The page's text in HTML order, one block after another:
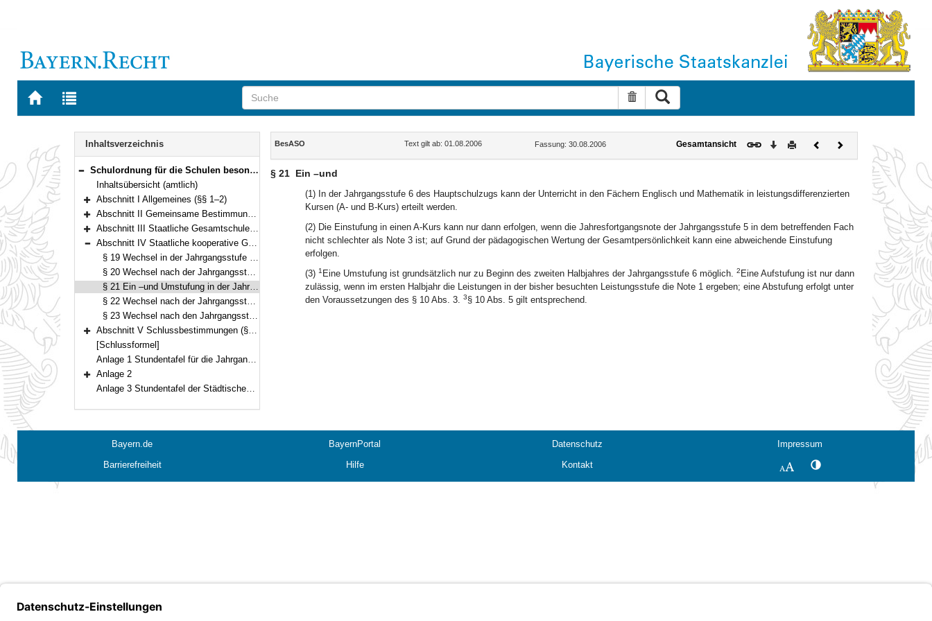
Zur
BAYERN.RECHT
Zur
letzten
Suche zurücksetzen
Navigation
Inhaltsverzeichnis
Bereich reduzieren
Schulordnung für die Schulen besonderer Art (BesASO) Vom 30. August 2006 (GVBl. S. 722) BayRS 2235-2-1-1-K (§§ 1–24)
Inhaltsübersicht (amtlich)
Bereich erweitern
Abschnitt I Allgemeines (§§ 1–2)
Bereich erweitern
Abschnitt II Gemeinsame Bestimmungen (§§ 3–7)
Bereich erweitern
Abschnitt III Staatliche Gesamtschule Hollfeld, Städtische Willy-Brandt-Gesamtschule München, Städtische Schulartunabhängige Orientierungsstufe München-Neuperlach (§§ 8–18)
Bereich reduzieren
Abschnitt IV Staatliche kooperative Gesamtschule Senefelder-Schule Treuchtlingen, Evangelische kooperative Gesamtschule Wilhelm-Löhe-Schule Nürnberg (§§ 19–23)
§ 19 Wechsel in der Jahrgangsstufe 5 des Hauptschulzugs in den Gymnasial- oder Realschulzug bzw. des Realschulzugs in den Gymnasialzug
§ 20 Wechsel nach der Jahrgangsstufe 5 des Hauptschulzugs in den Gymnasial- oder Realschulzug
§ 21 Ein –und Umstufung in der Jahrgangsstufe 6 des Hauptschulzugs
§ 22 Wechsel nach der Jahrgangsstufe 6 des Hauptschulzugs in den Realschulzug oder in eine andere Schule
§ 23 Wechsel nach den Jahrgangsstufen 5 bis 9 des Realschulzugs in den Gymnasialzug
Bereich erweitern
Abschnitt V Schlussbestimmungen (§ 24)
[Schlussformel]
Anlage 1 Stundentafel für die Jahrgangsstufen 5 und 6 der Staatlichen Gesamtschule Hollfeld
Bereich erweitern
Anlage 2
Anlage 3 Stundentafel der Städtischen Schulartunabhängigen Orientierungsstufe München-Neuperlach
Inhalt
BesASO Text gilt ab: 01.08.2006 Fassung: 30.08.2006 Gesamtansicht Download
DruckenVorherigesNächstes
Dokument
§ 21 Ein –und
(1) In der Jahrgangsstufe 6 des Hauptschulzugs kann der Unterricht in den Fächern Englisch und Mathematik in leistungsdifferenzierten
Kursen (A- und B-Kurs) erteilt werden.
(2) Die Einstufung in einen A-Kurs kann nur dann erfolgen, wenn die Jahresfortgangsnote der Jahrgangsstufe 5 in dem betreffenden Fach
nicht schlechter als Note 3 ist; auf Grund der pädagogischen Wertung der Gesamtpersönlichkeit kann eine abweichende Einstufung
erfolgen.
(3) 1 Eine Umstufung ist grundsätzlich nur zu Beginn des zweiten Halbjahres der Jahrgangsstufe 6 möglich. 2 Eine Aufstufung ist nur dann
zulässig, wenn im ersten Halbjahr die Leistungen in der bisher besuchten Leistungsstufe die Note 1 ergeben; eine Abstufung erfolgt unter
den Voraussetzungen des § 10 Abs. 3. 3§ 10 Abs. 5 gilt entsprechend.
Bayern.de BayernPortal Datenschutz
Impressum
Barrierefreiheit
Hilfe Kontakt SchriftgrößeKontrastwechsel